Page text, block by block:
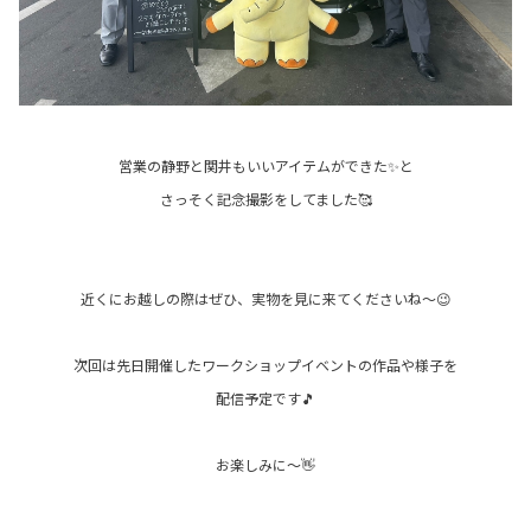
営業の静野と関井もいいアイテムができた✨と
さっそく記念撮影をしてました🥰
近くにお越しの際はぜひ、実物を見に来てくださいね～😉
次回は先日開催したワークショップイベントの作品や様子を
配信予定です🎵
お楽しみに～👋